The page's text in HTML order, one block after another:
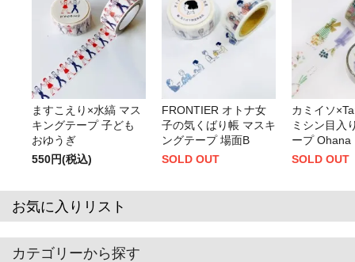
ますこえり×水縞 マス
キングテープ 子ども
おゆうぎ
550円(税込)
FRONTIER オトナ女
子の気くばり帳 マスキ
ングテープ 場面B
SOLD OUT
カミイソ
ミシン目入
ープ Ohana
SOLD OUT
お気に入りリスト
カテゴリーから探す